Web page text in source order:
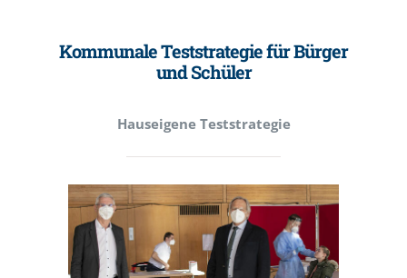
Kommunale Teststrategie für Bürger
und Schüler
Hauseigene Teststrategie